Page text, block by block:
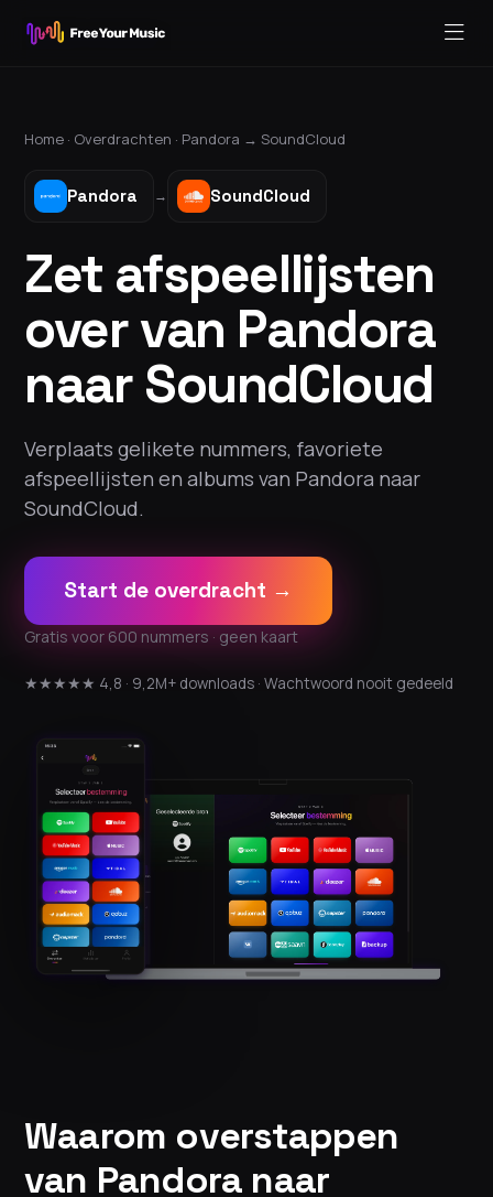
Home · Overdrachten · Pandora → SoundCloud
Pandora → SoundCloud
Zet afspeellijsten
over van Pandora
naar SoundCloud
Verplaats gelikete nummers, favoriete
afspeellijsten en albums van Pandora naar
SoundCloud.
Start de overdracht →
Gratis voor 600 nummers · geen kaart
★★★★★ 4,8 · 9,2M+ downloads · Wachtwoord nooit gedeeld
Waarom overstappen
van Pandora naar